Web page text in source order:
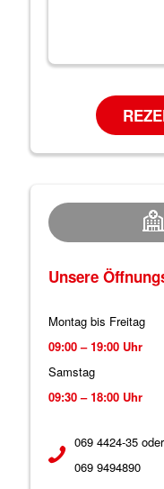
Unsere
Montag bis Freitag
09:00 – 19:00 Uhr
Samstag
09:30 – 18:00 Uhr
069 4424-35 oder
069 9494890